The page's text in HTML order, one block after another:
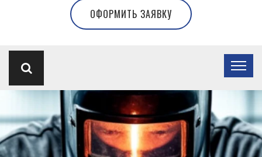
ОФОРМИТЬ ЗАЯВКУ